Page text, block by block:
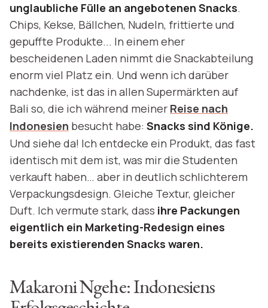
unglaubliche Fülle an angebotenen Snacks.
Chips, Kekse, Bällchen, Nudeln, frittierte und
gepuffte Produkte... In einem eher
bescheidenen Laden nimmt die Snackabteilung
enorm viel Platz ein. Und wenn ich darüber
nachdenke, ist das in allen Supermärkten auf
Bali so, die ich während meiner Reise nach
Indonesien besucht habe: Snacks sind Könige.
Und siehe da! Ich entdecke ein Produkt, das fast
identisch mit dem ist, was mir die Studenten
verkauft haben… aber in deutlich schlichterem
Verpackungsdesign. Gleiche Textur, gleicher
Duft. Ich vermute stark, dass ihre Packungen
eigentlich ein Marketing-Redesign eines
bereits existierenden Snacks waren.
Makaroni Ngehe: Indonesiens